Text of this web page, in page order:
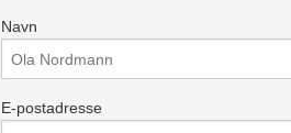
Navn
E-postadresse